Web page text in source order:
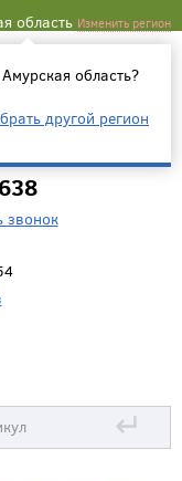
область Изменить регион
область?
другой регион
звонок
↵